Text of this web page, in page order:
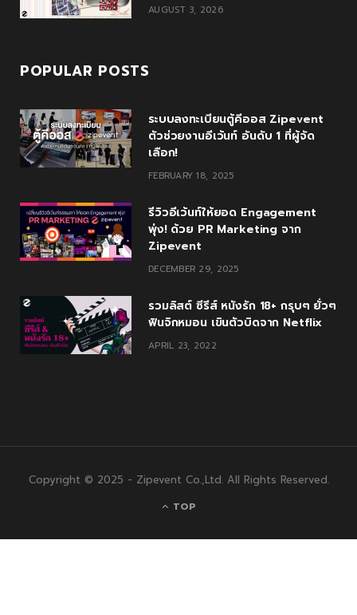
AUGUST 3, 2026
POPULAR POSTS
ระบบลงทะเบียนตู้คีออส Zipevent
ตัวช่วยงานอีเว้นท์ อันดับ 1 ที่ผู้จัด
เลือก!
FEBRUARY 18, 2025
รีวิวอีเว้นท์ให้ยอด Engagement
พุ่ง! ด้วย PR Marketing จาก
Zipevent
DECEMBER 29, 2025
รวมลิสต์ ซีรีส์ หนังรัก 18+ กรุบๆ ยั่วๆ
ฟินจิกหมอน เขินตัวบิดจาก Netflix
APRIL 23, 2022
Copyright © 2025 - Zipevent Co.,Ltd. All Rights Reserved.
TOP